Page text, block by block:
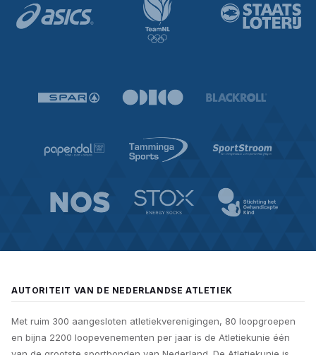
AUTORITEIT VAN DE NEDERLANDSE ATLETIEK
Met ruim 300 aangesloten atletiekverenigingen, 80 loopgroepen
en bijna 2200 loopevenementen per jaar is de Atletiekunie één